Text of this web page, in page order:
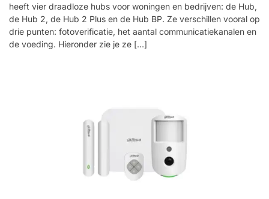
heeft vier draadloze hubs voor woningen en bedrijven: de Hub,
de Hub 2, de Hub 2 Plus en de Hub BP. Ze verschillen vooral op
drie punten: fotoverificatie, het aantal communicatiekanalen en
de voeding. Hieronder zie je ze […]